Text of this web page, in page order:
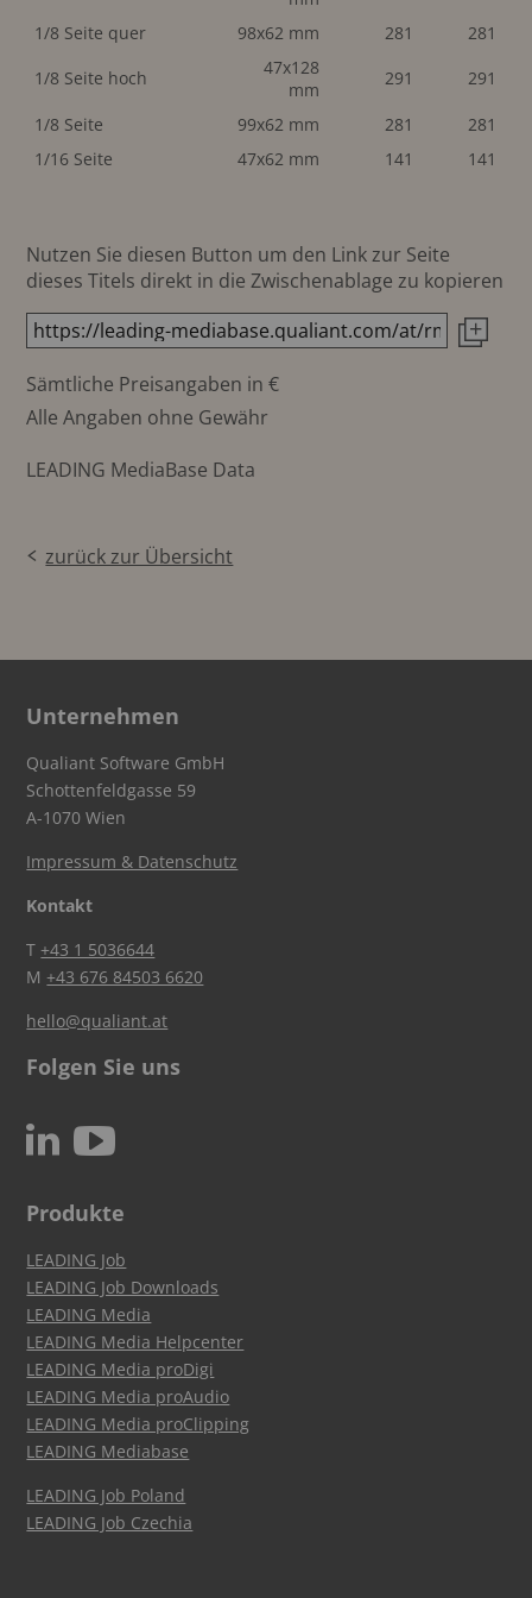
1/8 Seite quer 98x62 mm 281
281
1/8 Seite hoch
47x128
mm
291 291
1/8 Seite 99x62 mm 281
281
1/16 Seite
47x62 mm 141 141
Nutzen Sie diesen Button um den Link zur Seite
dieses Titels direkt in die Zwischenablage zu kopieren
Sämtliche Preisangaben in €
Alle Angaben ohne Gewähr
LEADING MediaBase Data
zurück zur Übersicht
Unternehmen
Qualiant Software GmbH
Schottenfeldgasse 59
A-1070 Wien
Impressum & Datenschutz
Kontakt
T+43 1 5036644
M+43 676 84503 6620
hello@qualiant.at
Folgen Sie uns
N c
Produkte
LEADING Job
LEADING Job Downloads
LEADING Media
LEADING Media Helpcenter
LEADING Media proDigi
LEADING Media proAudio
LEADING Media proClipping
LEADING Mediabase
LEADING Job Poland
LEADING Job Czechia